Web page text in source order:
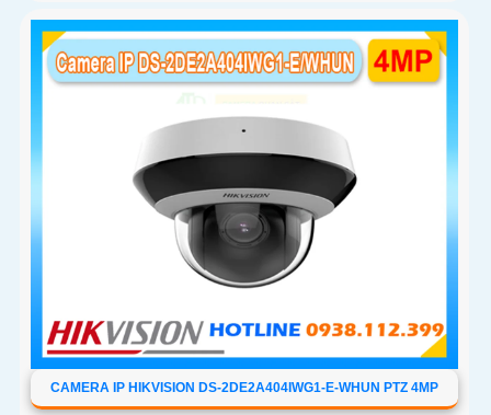
CAMERA IP HIKVISION DS-2DE2A404IWG1-E-WHUN PTZ 4MP